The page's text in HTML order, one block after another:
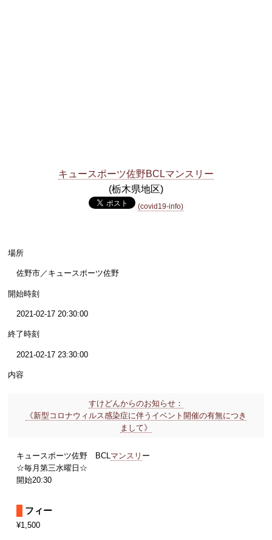
キュースポーツ佐野BCLマンスリー
(栃木県地区)
(covid19-info)
場所
佐野市／キュースポーツ佐野
開始時刻
2021-02-17 20:30:00
終了時刻
2021-02-17 23:30:00
内容
すけどんからのお知らせ：
《新型コロナウィルス感染症に伴うイベント開催の有無につき
まして》
キュースポーツ佐野 BCLマンスリ ー
☆毎月第三水曜日☆
開始20:30
フィー
¥1,500